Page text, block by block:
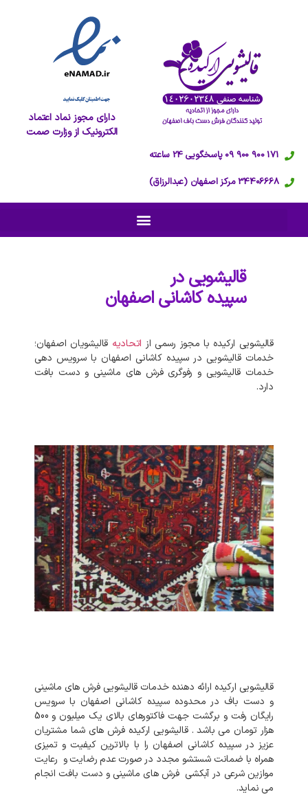
دارای مجوز نماد اعتماد
الکترونیک از وزارت صمت
171 900 900 09 پاسخگویی 24 ساعته
34406668 مرکز اصفهان (عبدالرزاق)
قالیشویی در
سپیده کاشانی اصفهان
قالیشویی ارکیده با مجوز رسمی از اتحادیه قالیشویان اصفهان؛
خدمات قالیشویی در سپیده کاشانی اصفهان با سرویس دهی
خدمات قالیشویی و رفوگری فرش های ماشینی و دست بافت
دارد.
قالیشویی ارکیده ارائه دهنده خدمات قالیشویی فرش های ماشینی
و دست باف در محدوده سپیده کاشانی اصفهان با سرویس
رایگان رفت و برگشت جهت فاکتورهای بالای
یک میلیون و 500
هزار تومان می باشد.قالیشویی ارکیده فرش های شما مشتریان
عزیز در سپیده کاشانی اصفهان را با بالاترین کیفیت و تمیزی
همراه با ضمانت شستشو مجدد در صورت عدم رضایت و رعایت
موازین شرعی در آبکشی فرش های ماشینی و دست بافت انجام
می نماید.